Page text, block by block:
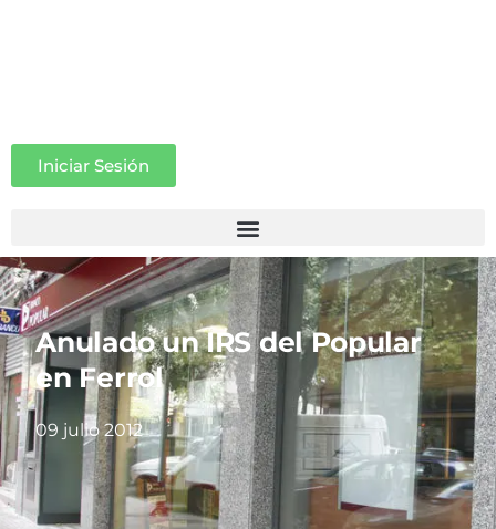
Iniciar Sesión
Anulado un IRS del Popular
en Ferrol
09 julio 2012